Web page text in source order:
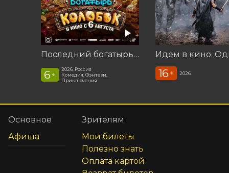
Последний богатырь. Колобок
6 +
2026, Россия
Комедия, Фэнтези,
Приключения
Идем в кино.
16 + 2026
Основное
Афиша
Зрителям
Мои билеты
Полезно знать
Оплата картой